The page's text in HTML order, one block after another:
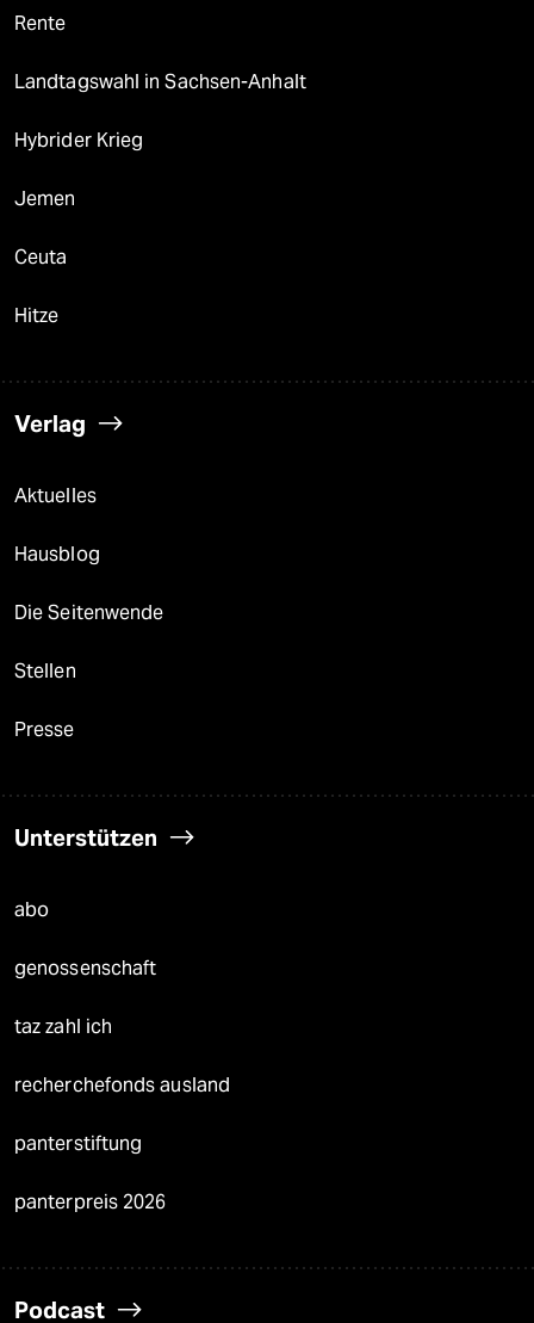
Rente
Landtagswahl in Sachsen-Anhalt
Hybrider Krieg
Jemen
Ceuta
Hitze
Verlag
Aktuelles
Hausblog
Die Seitenwende
Stellen
Presse
Unterstützen
abo
genossenschaft
taz zahl ich
recherchefonds ausland
panterstiftung
panterpreis 2026
Podcast